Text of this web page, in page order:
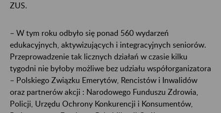
ZUS.
– W tym roku odbyło się ponad 560 wydarzeń
edukacyjnych, aktywizujących i integracyjnych seniorów.
Przeprowadzenie tak licznych działań w czasie kilku
tygodni nie byłoby możliwe bez udziału współorganizatora
– Polskiego Związku Emerytów, Rencistów i Inwalidów
oraz partnerów akcji : Narodowego Funduszu Zdrowia,
Policji, Urzędu Ochrony Konkurencji i Konsumentów,